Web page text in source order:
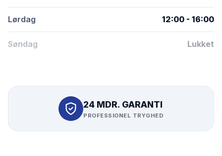
Lørdag 12:00 - 16:00
Søndag Lukket
24 MDR. GARANTI
PROFESSIONEL TRYGHED